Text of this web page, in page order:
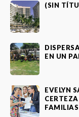
(SIN
EN UN
EVELYN
FAMILIAS